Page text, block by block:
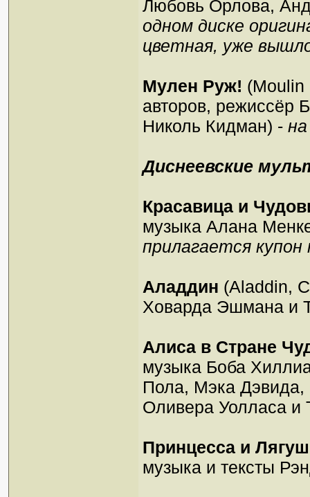
Любовь Орлова,
одном диске
цветная, уже
Мулен Руж!
авторов, режиссёр
Николь Кидман) -
Диснеевские
Красавица и
музыка Алана
прилагается купон
Аладдин (Aladdin,
Ховарда Эшмана и
Алиса в Стране
музыка Боба
Пола, Мэка
Оливера Уолласа и
Принцесса и
музыка и тексты